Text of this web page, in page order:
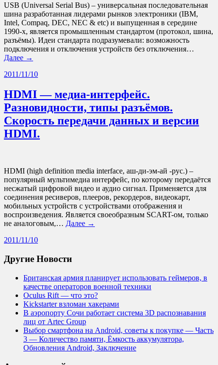
USB (Universal Serial Bus) – универсальная последовательная
шина разработанная лидерами рынков электроники (IBM,
Intel, Compaq, DEC, NEC & etc) и выпущенная в середине
1990-х, является промышленным стандартом (протокол, шина,
разъёмы). Идеи стандарта подразумевали: возможность
подключения и отключения устройств без отключения…
Далее →
2011/11/10
HDMI — медиа-интерфейс.
Разновидности, типы разъёмов.
Скорость передачи данных и версии
HDMI.
HDMI (high definition media interface, аш-ди-эм-ай -рус.) –
популярный мультимедиа интерфейс, по которому передаётся
несжатый цифровой видео и аудио сигнал. Применяется для
соединения ресиверов, плееров, рекордеров, видеокарт,
мобильных устройств с устройствами отображения и
воспроизведения. Является своеобразным SCART-ом, только
не аналоговым,… Далее →
2011/11/10
Другие Новости
Британская армия планирует использовать геймеров, в
качестве операторов военной техники
Oculus Rift — что это?
Kickstarter взломан хакерами
В аэропорту Сочи работает система 3D распознавания
лиц от Artec Group
Выбор смартфона на Android, советы к покупке — Часть
3 — Количество памяти, Ёмкость аккумулятора,
Обновления Android, Заключение